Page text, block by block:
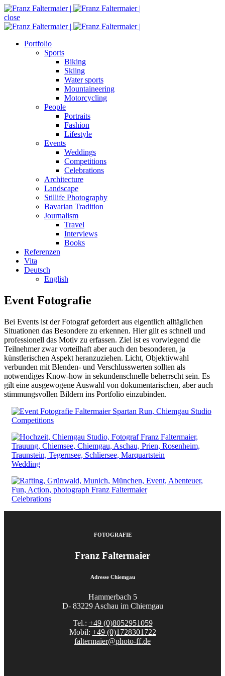
close
Portfolio
Sports
Biking
Skiing
Water sports
Mountaineering
Motorcycling
People
Portraits
Fashion
Lifestyle
Events
Weddings
Competitions
Celebrations
Architecture
Landscape
Stillife Photography
Bavarian Tradition
Journalism
Travel
Interviews
Books
Referenzen
Vita
Deutsch
English
Event Fotografie
Bei Events ist der Fotograf gefordert aus eigentlich alltäglichen
Situationen das Besondere zu erkennen. Hier gilt es schnell und
professionell das Motiv zu erfassen. Ziel ist es vorwiegend die
Teilnehmer zwar vorteilhaft aber auch den besonderen, ja
künstlerischen Aspekt heranzuziehen. Licht, Objektivwahl
verbunden mit Blenden- und Verschlusswerten sollten als
notwendiges Know-how in sekundenschnelle beherrscht sein. Es
gilt eine ausgewogene Auswahl von dokumentarischen, aber auch
stimmungsvollen Bildern ins Portfolio einzubinden.
Competitions
Wedding
Celebrations
FOTOGRAFIE
Franz Faltermaier
Adresse Chiemgau
Hammerbach 5
D- 83229 Aschau im Chiemgau
Tel.: +49 (0)8052951059
Mobil: +49 (0)1728301722
faltermaier@photo-ff.de